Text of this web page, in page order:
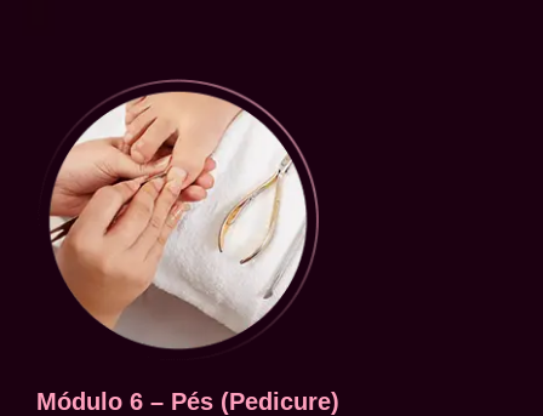
Módulo 6 – Pés (Pedicure)